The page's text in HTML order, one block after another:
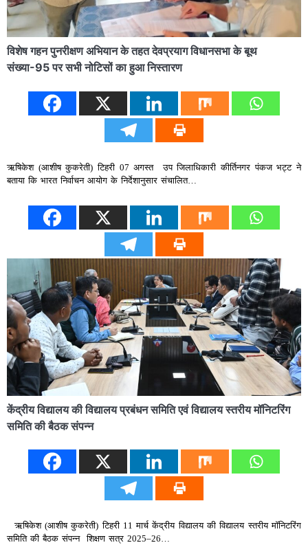
विशेष गहन पुनरीक्षण अभियान के तहत देवप्रयाग विधानसभा के बूथ
संख्या-95 पर सभी नोटिसों का हुआ निस्तारण
ऋषिकेश (आशीष कुकरेती) टिहरी 07 अगस्त उप जिलाधिकारी कीर्तिनगर पंकज भट्ट ने
बताया कि भारत निर्वाचन आयोग के निर्देशानुसार संचालित…
केंद्रीय विद्यालय की विद्यालय प्रबंधन समिति एवं विद्यालय स्तरीय मॉनिटरिंग
समिति की बैठक संपन्न
ऋषिकेश (आशीष कुकरेती) टिहरी 11 मार्च केंद्रीय विद्यालय की विद्यालय स्तरीय मॉनिटरिंग
समिति की बैठक संपन्न शिक्षण सत्र 2025–26…